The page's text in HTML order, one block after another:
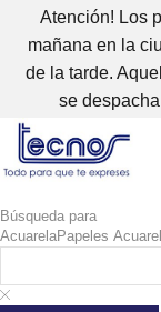
Atención! Los
mañana en la
de la tarde.
se
Búsqueda para
AcuarelaPapeles